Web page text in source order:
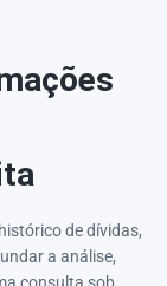
de dívidas,
a análise,
consulta sob